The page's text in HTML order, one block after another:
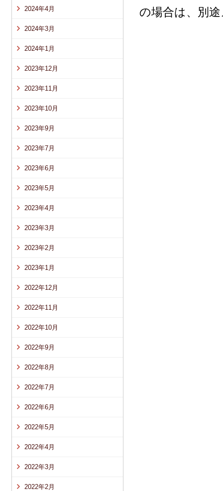
2024年4月
2024年3月
2024年1月
2023年12月
2023年11月
2023年10月
2023年9月
2023年7月
2023年6月
2023年5月
2023年4月
2023年3月
2023年2月
2023年1月
2022年12月
2022年11月
2022年10月
2022年9月
2022年8月
2022年7月
2022年6月
2022年5月
2022年4月
2022年3月
2022年2月
の場合は、別